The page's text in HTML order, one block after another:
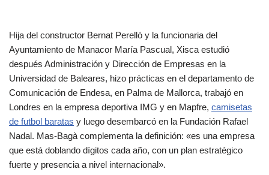
Hija del constructor Bernat Perelló y la funcionaria del
Ayuntamiento de Manacor María Pascual, Xisca estudió
después Administración y Dirección de Empresas en la
Universidad de Baleares, hizo prácticas en el departamento de
Comunicación de Endesa, en Palma de Mallorca, trabajó en
Londres en la empresa deportiva IMG y en Mapfre, camisetas
de futbol baratas y luego desembarcó en la Fundación Rafael
Nadal. Mas-Bagà complementa la definición: «es una empresa
que está doblando dígitos cada año, con un plan estratégico
fuerte y presencia a nivel internacional».